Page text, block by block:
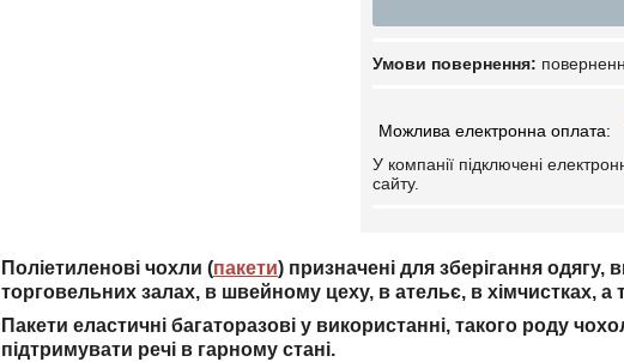
У компанії підключені
сайту.
Поліетиленові чохли (пакети) призначені для зберігання одягу,
торговельних залах, в швейному цеху, в ательє, в хімчистках,
Пакети еластичні багаторазові у використанні, такого роду
підтримувати речі в гарному стані.